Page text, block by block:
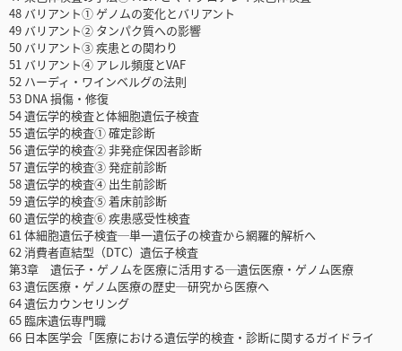
48 バリアント① ゲノムの変化とバリアント
49 バリアント② タンパク質への影響
50 バリアント③ 疾患との関わり
51 バリアント④ アレル頻度とVAF
52 ハーディ・ワインベルグの法則
53 DNA 損傷・修復
54 遺伝学的検査と体細胞遺伝子検査
55 遺伝学的検査① 確定診断
56 遺伝学的検査② 非発症保因者診断
57 遺伝学的検査③ 発症前診断
58 遺伝学的検査④ 出生前診断
59 遺伝学的検査⑤ 着床前診断
60 遺伝学的検査⑥ 疾患感受性検査
61 体細胞遺伝子検査─単一遺伝子の検査から網羅的解析へ
62 消費者直結型（DTC）遺伝子検査
第3章 遺伝子・ゲノムを医療に活用する─遺伝医療・ゲノム医療
63 遺伝医療・ゲノム医療の歴史─研究から医療へ
64 遺伝カウンセリング
65 臨床遺伝専門職
66 日本医学会「医療における遺伝学的検査・診断に関するガイドライ